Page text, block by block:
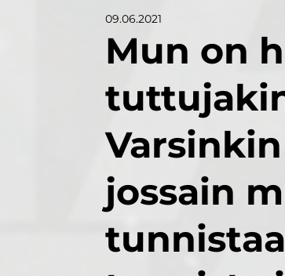
09.06.2021
Mun on
jossain